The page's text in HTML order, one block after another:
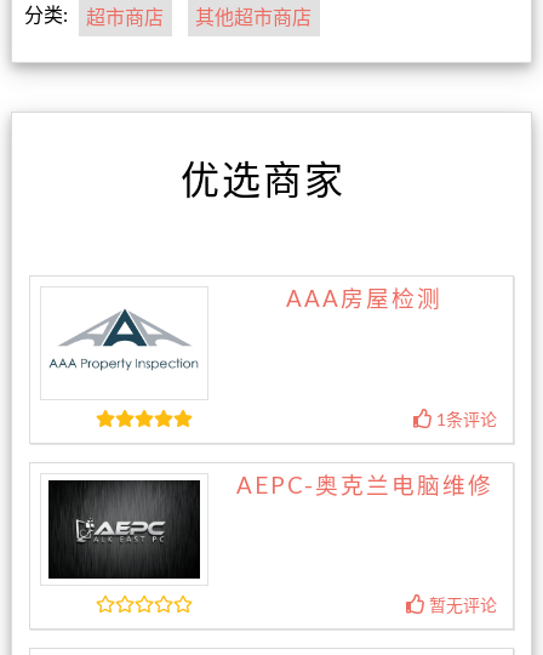
分类: 超市商店 其他超市商店
优选商家
AAA房屋检测
1条评论
AEPC-奥克兰电脑维修
暂无评论